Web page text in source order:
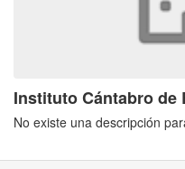
Instituto Cántabro de
No existe una descripción